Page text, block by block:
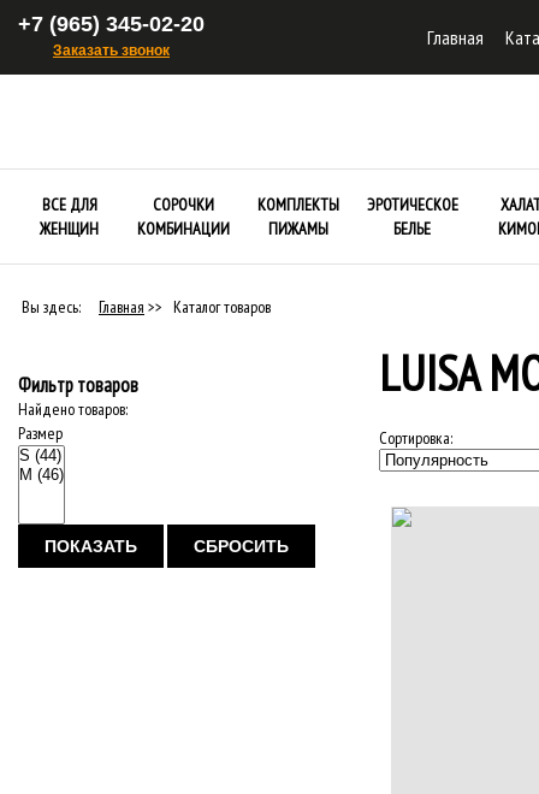
+7 (965) 345-02-20
Заказать звонок
Главная
ВСЕ ДЛЯ
ЖЕНЩИН
СОРОЧКИ
КОМБИНАЦИИ
КОМПЛЕКТЫ
ПИЖАМЫ
ЭРОТИЧЕСКОЕ
БЕЛЬЕ
Вы здесь: Главная >> Каталог товаров
Фильтр товаров
Найдено товаров:
Размер
ПОКАЗАТЬ СБРОСИТЬ
LUISA
Сортировка: